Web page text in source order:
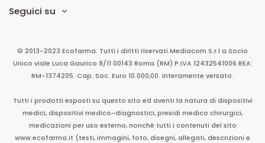
Seguici su
© 2013-2023 Ecofarma. Tutti i diritti riservati.Mediacom S.r.l a Socio
Unico viale Luca Gaurico 9/11 00143 Roma (RM) P.IVA 12432541006 REA:
RM-1374205. Cap. Soc. Euro 10.000,00. Interamente versato.
Tutti i prodotti esposti su questo sito ed aventi la natura di dispositivi
medici, dispositivi medico-diagnostici, presidi medico chirurgici,
medicazioni per uso esterno, nonché tutti i contenuti del sito
www.ecofarma.it (testi, immagini, foto, disegni, allegati, descrizioni e